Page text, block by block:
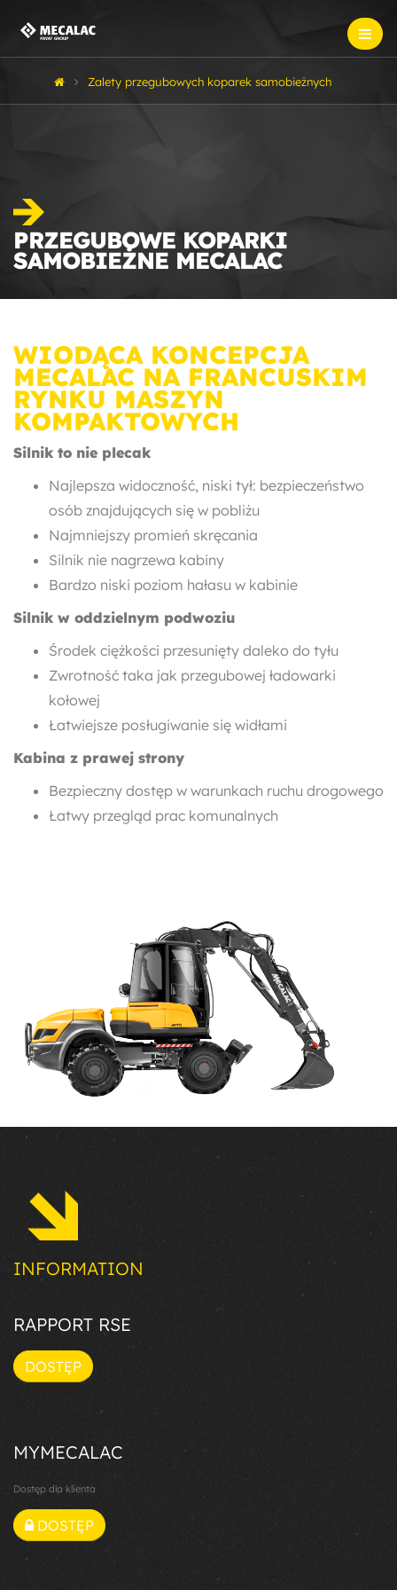
Zalety przegubowych koparek samobieżnych
PRZEGUBOWE KOPARKI
SAMOBIEŻNE MECALAC
WIODĄCA KONCEPCJA
MECALAC NA FRANCUSKIM
RYNKU MASZYN
KOMPAKTOWYCH
Silnik to nie plecak
Najlepsza widoczność, niski tył: bezpieczeństwo
osób znajdujących się w pobliżu
Najmniejszy promień skręcania
Silnik nie nagrzewa kabiny
Bardzo niski poziom hałasu w kabinie
Silnik w oddzielnym podwoziu
Środek ciężkości przesunięty daleko do tyłu
Zwrotność taka jak przegubowej ładowarki
kołowej
Łatwiejsze posługiwanie się widłami
Kabina z prawej strony
Bezpieczny dostęp w warunkach ruchu drogowego
Łatwy przegląd prac komunalnych
INFORMATION
RAPPORT RSE
DOSTĘP
MYMECALAC
Dostęp dla klienta
DOSTĘP